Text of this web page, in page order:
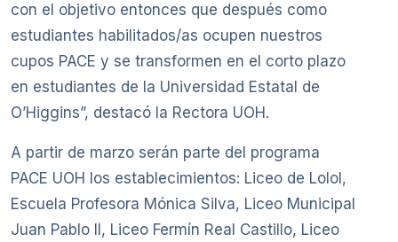
con el objetivo entonces que después como
estudiantes habilitados/as ocupen nuestros
cupos PACE y se transformen en el corto plazo
en estudiantes de la Universidad Estatal de
O’Higgins”, destacó la Rectora UOH.
A partir de marzo serán parte del programa
PACE UOH los establecimientos: Liceo de Lolol,
Escuela Profesora Mónica Silva, Liceo Municipal
Juan Pablo II, Liceo Fermín Real Castillo, Liceo